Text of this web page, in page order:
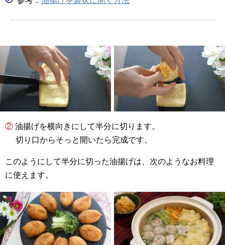
② 油揚げを横向きにして半分に切ります。
切り口からそっと開いたら完成です。
このようにして半分に切った油揚げは、次のようなお料理
に使えます。